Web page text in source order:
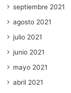
septiembre 2021
agosto 2021
julio 2021
junio 2021
mayo 2021
abril 2021